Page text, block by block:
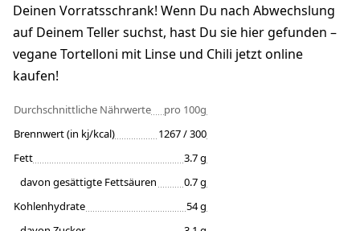
Deinen Vorratsschrank! Wenn Du nach Abwechslung
auf Deinem Teller suchst, hast Du sie hier gefunden –
vegane Tortelloni mit Linse und Chili jetzt online
kaufen!
Durchschnittliche Nährwerte
pro 100g
Brennwert (in kj/kcal)
1267 / 300
Fett
3.7 g
davon gesättigte Fettsäuren
0.7 g
Kohlenhydrate
54 g